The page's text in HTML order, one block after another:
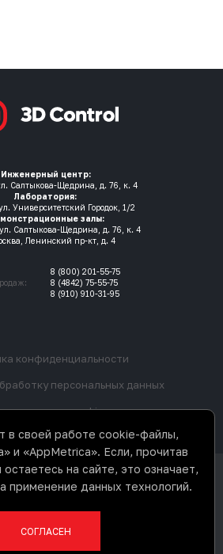
Инженерный центр:
Салтыкова-Щедрина, д. 76, к. 4
Лаборатория:
Университетский Городок, 1/2
залы:
Салтыкова-Щедрина, д. 76, к. 4
Ленинский пр-кт, д. 4
8 (800) 201-55-75
8 (4842) 75-55-75
8 (910) 910-31-95
конфиденциальности
персональных данных
cookie
защищены. Не является
в своей работе cookie-файлы,
и «AppMetrica». Если, прочитав
на сайте, это означает,
применение данных технологий.
СОГЛАСЕН